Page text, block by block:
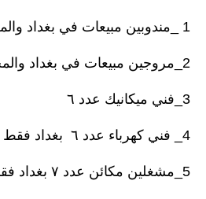
1 _مندوبين مبيعات في بغداد والمحافظات
2_مروجين مبيعات في بغداد والمحافظات
3_فني ميكانيك عدد ٦
4_ فني كهرباء عدد ٦ بغداد فقط
5_مشغلين مكائن عدد ٧ بغداد فقط